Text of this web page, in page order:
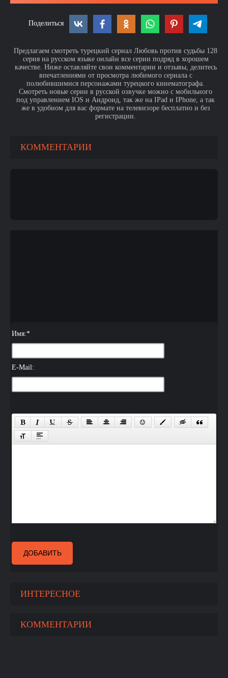
Поделиться
Предлагаем смотреть турецкий сериал Любовь против судьбы 128
серия на русском языке онлайн все серии подряд в хорошем
качестве. Ниже оставляйте свои комментарии и отзывы, делитесь
впечатлениями от просмотра любимого сериала с
полюбившимися персонажами турецкого кинематографа.
Смотреть новые серии в русской озвучке можно с мобильного
под управлением IOS и Андроид, так же на IPad и IPhone, а так
же в удобном для вас формате на телевизоре бесплатно и без
регистрации.
КОММЕНТАРИИ
Имя:*
E-Mail:
ДОБАВИТЬ
ИНТЕРЕСНОЕ
КОММЕНТАРИИ